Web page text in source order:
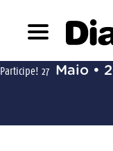
Participe! 27 Maio •